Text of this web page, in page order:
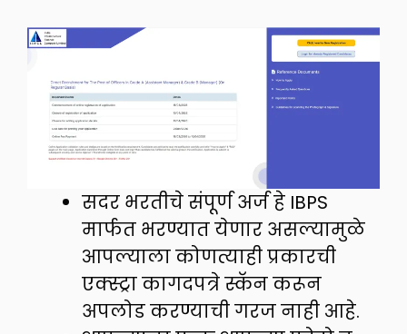
सदर भरतीचे संपूर्ण अर्ज हे IBPS
मार्फत भरण्यात येणार असल्यामुळे
आपल्याला कोणत्याही प्रकारची
एक्स्ट्रा कागदपत्रे स्कॅन करून
अपलोड करण्याची गरज नाही आहे.